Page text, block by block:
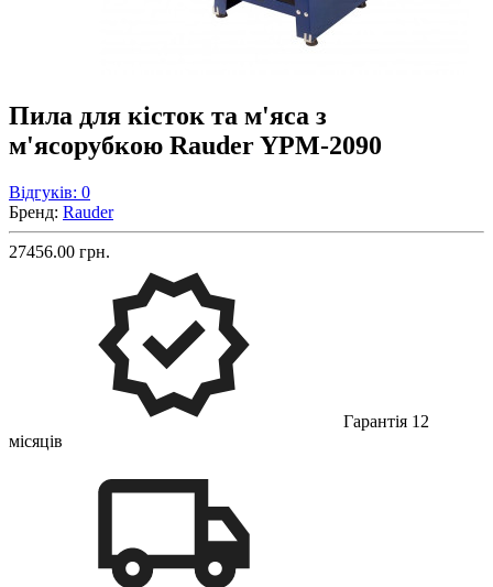
Пила для кісток та м'яса з
м'ясорубкою Rauder YPM-2090
Відгуків: 0
Бренд: Rauder
27456.00 грн.
Гарантія 12
місяців